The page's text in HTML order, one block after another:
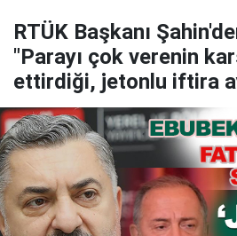
RTÜK Başkanı
"Parayı çok verenin
ettirdiği, jetonlu iftira